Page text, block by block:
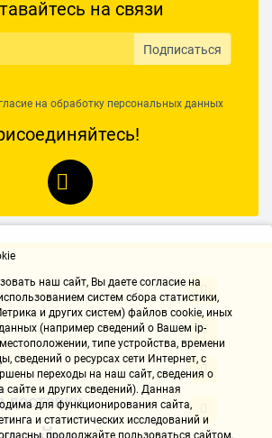
с большими возможностями
туго открываются/закрываются
очередной струйник, я только обрадовался,
деньги на картриджи уже
все за и против МФУ и выбрал просто
Печатаю и детям и себе, все
это то, что нужно!
на связи
Подписаться
на обработку персональных данных
доставки
наш cайт, Вы даете согласие на
систем сбора статистики,
и других систем) файлов cookie, иных
(например сведений о Вашем ip-
типе устройства, времени
сведений о ресурсах сети Интернет, с
переходы на наш сайт, сведения о
сайте и других сведений). Данная
для функционирования сайта,
и статистических исследований и
продолжайте пользоваться сайтом,